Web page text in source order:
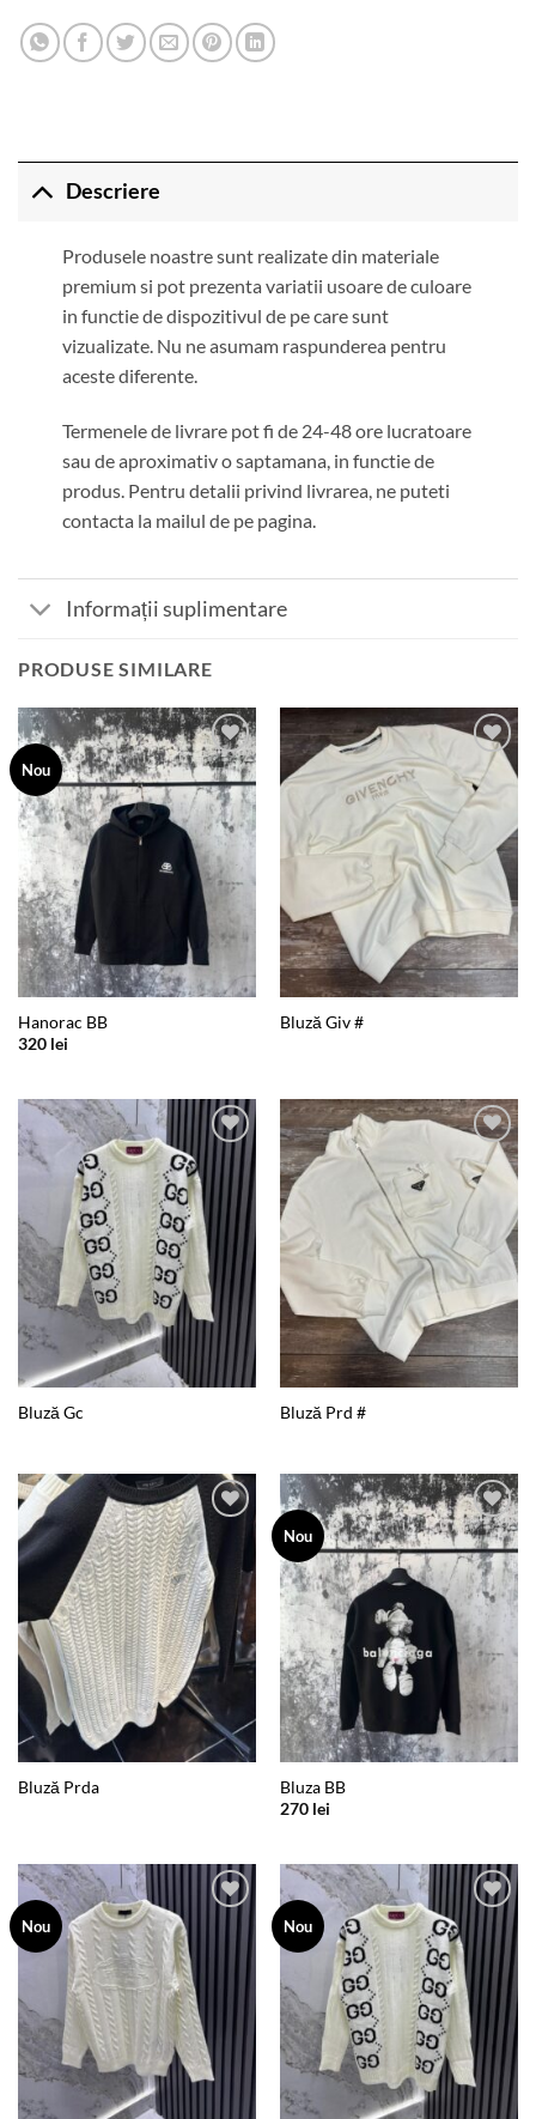
Descriere
Produsele noastre sunt realizate din materiale
premium si pot prezenta variatii usoare de culoare
in functie de dispozitivul de pe care sunt
vizualizate. Nu ne asumam raspunderea pentru
aceste diferente.
Termenele de livrare pot fi de 24-48 ore lucratoare
sau de aproximativ o saptamana, in functie de
produs. Pentru detalii privind livrarea, ne puteti
contacta la mailul de pe pagina.
Informații suplimentare
PRODUSE SIMILARE
Nou
Add to
wishlist
Hanorac BB
320 lei
Add to
wishlist
Bluză Giv #
Add to
wishlist
Bluză Gc
Add to
wishlist
Bluză Prd #
Add to
wishlist
Bluză Prda
Nou
Add to
wishlist
Bluza BB
270 lei
Nou
wishlist
Nou
Add to
wishlist